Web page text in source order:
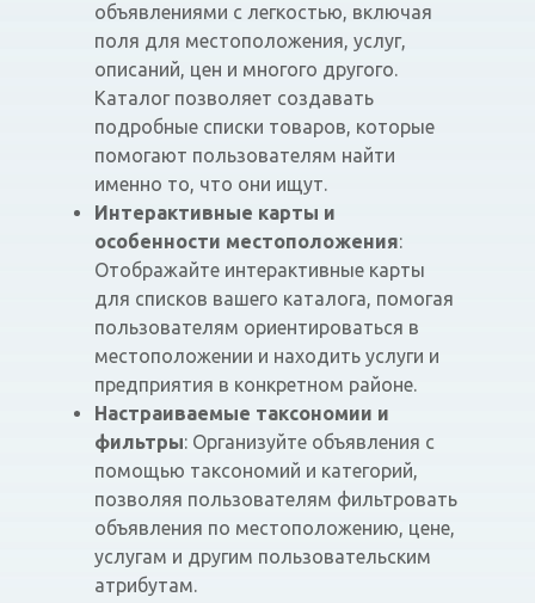
объявлениями с легкостью, включая
поля для местоположения, услуг,
описаний, цен и многого другого.
Каталог позволяет создавать
подробные списки товаров, которые
помогают пользователям найти
именно то, что они ищут.
Интерактивные карты и
особенности местоположения:
Отображайте интерактивные карты
для списков вашего каталога, помогая
пользователям ориентироваться в
местоположении и находить услуги и
предприятия в конкретном районе.
Настраиваемые таксономии и
фильтры: Организуйте объявления с
помощью таксономий и категорий,
позволяя пользователям фильтровать
объявления по местоположению, цене,
услугам и другим пользовательским
атрибутам.